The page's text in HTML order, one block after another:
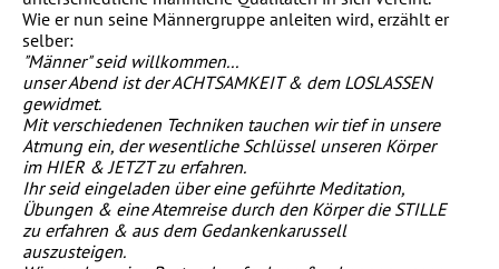
Wie er nun seine Männergruppe anleiten wird, erzählt er
selber:
"Männer" seid willkommen...
unser Abend ist der ACHTSAMKEIT & dem LOSLASSEN
gewidmet.
Mit verschiedenen Techniken tauchen wir tief in unsere
Atmung ein, der wesentliche Schlüssel unseren Körper
im HIER & JETZT zu erfahren.
Ihr seid eingeladen über eine geführte Meditation,
Übungen & eine Atemreise durch den Körper die STILLE
zu erfahren & aus dem Gedankenkarussell
auszusteigen.